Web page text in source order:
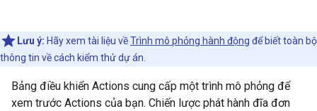
Lưu ý: Hãy xem tài liệu vềTrình mô phỏng hành động để biết toàn bộ
thông tin về cách kiểm thử dự án.
Bảng điều khiển Actions cung cấp một trình mô phỏng để
xem trước Actions của bạn. Chiến lược phát hành đĩa đơn